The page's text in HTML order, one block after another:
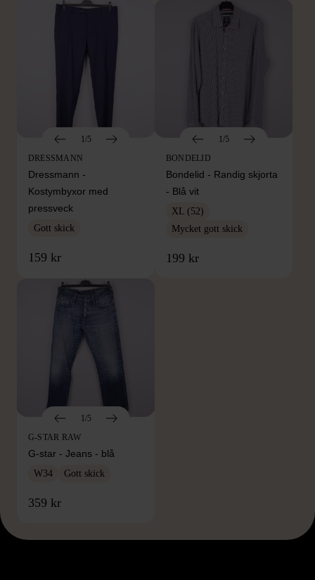
1/5
DRESSMANN
Dressmann -
Kostymbyxor med
pressveck
Gott skick
159 kr
1/5
BONDELID
Bondelid - Randig skjorta
- Blå vit
XL (52)
Mycket gott skick
199 kr
1/5
G-STAR RAW
G-star - Jeans - blå
W34 Gott skick
359 kr